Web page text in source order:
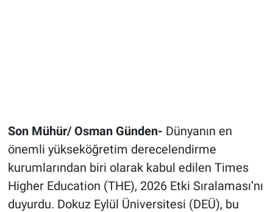
Son Mühür/ Osman Günden- Dünyanın en
önemli yükseköğretim derecelendirme
kurumlarından biri olarak kabul edilen Times
Higher Education (THE), 2026 Etki Sıralaması’nı
duyurdu. Dokuz Eylül Üniversitesi (DEÜ), bu